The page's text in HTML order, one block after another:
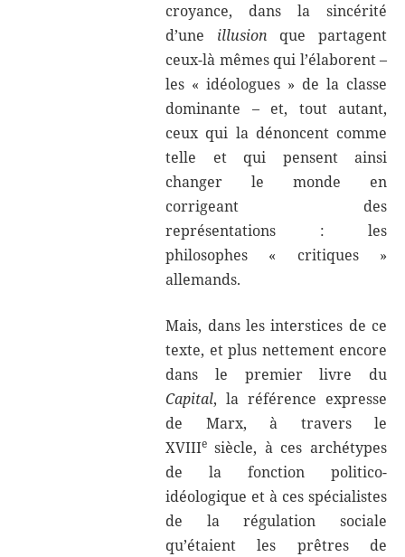
croyance, dans la sincérité
d’une illusion que partagent
ceux-là mêmes qui l’élaborent –
les « idéologues » de la classe
dominante – et, tout autant,
ceux qui la dénoncent comme
telle et qui pensent ainsi
changer le monde en
corrigeant des
représentations : les
philosophes « critiques »
allemands.
Mais, dans les interstices de ce
texte, et plus nettement encore
dans le premier livre du
Capital, la référence expresse
de Marx, à travers le
XVIIIe siècle, à ces archétypes
de la fonction politico-
idéologique et à ces spécialistes
de la régulation sociale
qu’étaient les prêtres de